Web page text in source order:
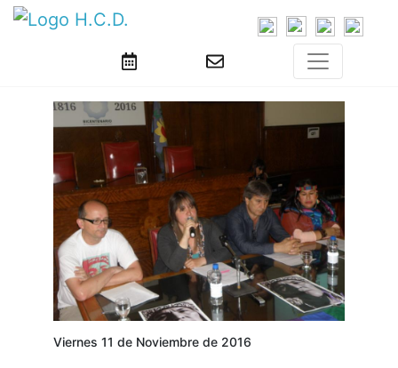
Viernes 11 de Noviembre de 2016